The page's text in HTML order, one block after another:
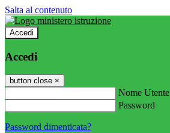
Salta al contenuto
Accedi
Accedi
button close ×
Nome Utente
Password
Password dimenticata?